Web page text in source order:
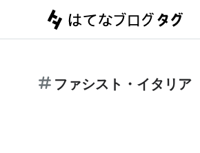
ファシスト・イタリア